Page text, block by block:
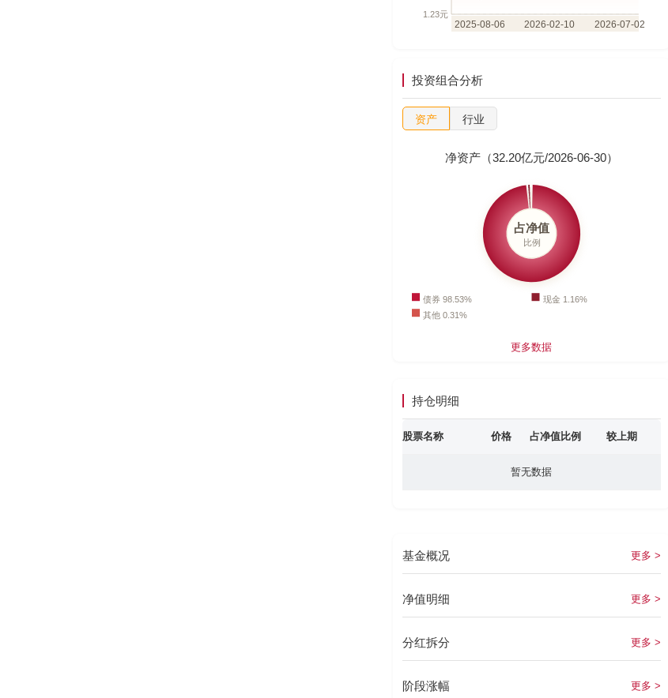
投资组合分析
资产 行业
净资产（32.20亿元/2026-06-30）
更多数据
持仓明细
股票名称 价格 占净值比例 较上期
暂无数据
基金概况 更多 >
净值明细 更多 >
分红拆分 更多 >
阶段涨幅 更多 >